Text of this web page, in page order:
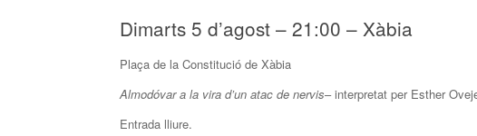
Dimarts 5 d’agost – 21:00 – Xàbia
Plaça de la Constitució de Xàbia
Almodóvar a la vira d’un atac de nervis– interpretat per Esther
Entrada lliure.